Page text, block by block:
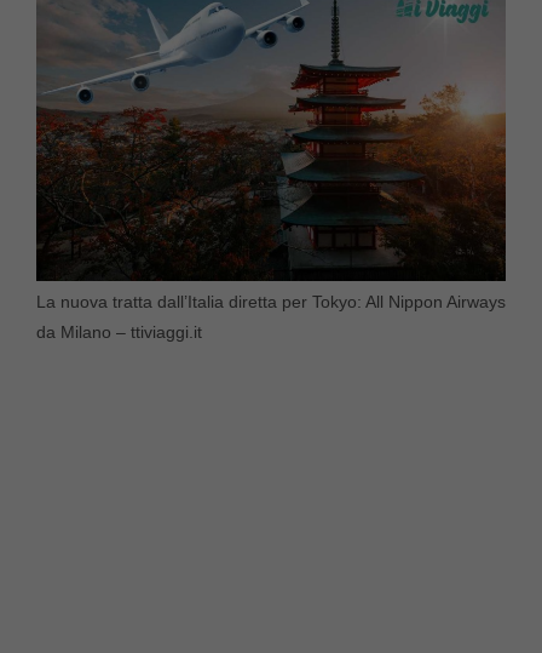
La nuova tratta dall’Italia diretta per Tokyo: All Nippon Airways
da Milano – ttiviaggi.it